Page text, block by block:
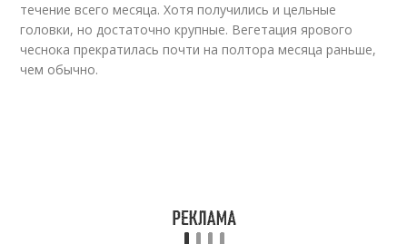
течение всего месяца. Хотя получились и цельные
головки, но достаточно крупные. Вегетация ярового
чеснока прекратилась почти на полтора месяца раньше,
чем обычно.